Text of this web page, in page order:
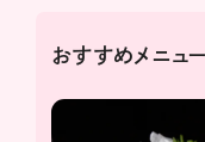
おすすめメニュ